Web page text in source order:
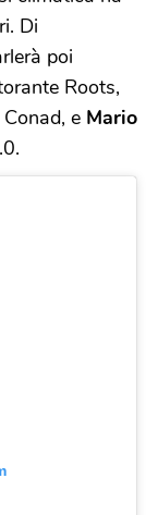
Di
poi
Roots,
e Mario